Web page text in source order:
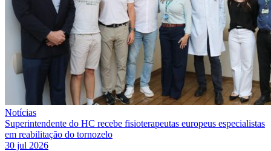
Notícias
Superintendente do HC recebe fisioterapeutas europeus especialistas
em reabilitação do tornozelo
30 jul 2026